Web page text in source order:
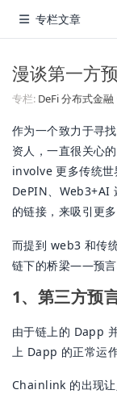
专栏文章
漫谈第一方
专栏: DeFi 分布式金融
作为一个致力于寻
资人，一直很关心
involve 更多传统
DePIN、Web3+AI
的链接，来吸引更
而提到 web3 和传
链下的桥梁——预言
1、第三方预
由于链上的 Dapp
上 Dapp 的正常运
Chainlink 的出现让